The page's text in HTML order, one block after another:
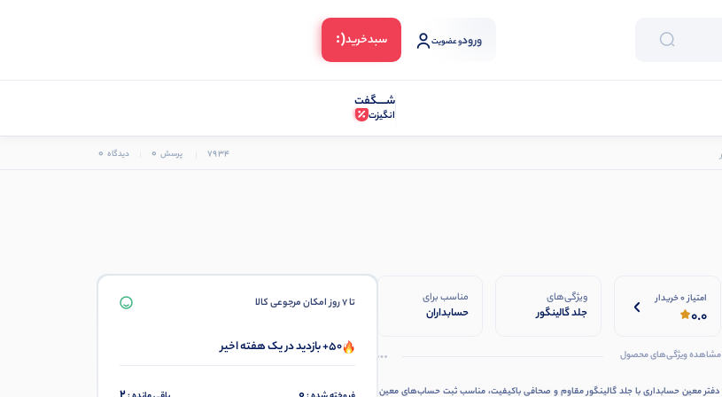
ورودو عضویت سبد‌خرید(:
شـــــگفت
انگیزت
7934 پرسش 0 دیدگاه 0
امتیاز 0 خریدار
0.0
ویژگی‌های
جلد گالینگور
مناسب برای
حسابداران
مشاهده ویژگی‌های محصول
دفتر معین حسابداری با جلد گالینگور مقاوم و صحافی باکیفیت، مناسب ثبت حساب‌های معین،
تا 7 روز امکان مرجوعی کالا
50+ بازدید در یک هفته اخیر